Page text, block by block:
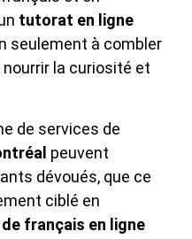
tutorat en ligne
seulement à combler
nourrir la curiosité et
de services de
peuvent
dévoués, que ce
ciblé en
français en ligne